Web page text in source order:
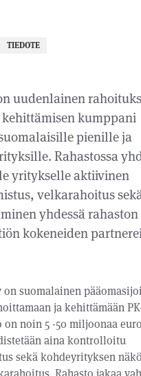
TIEDOTE
uudenlainen
kumppani
pienille ja
Rahastossa
yritykselle aktiivinen
velkarahoitus
yhdessä rahaston
kokeneiden
on suomalainen
ja kehittämään
noin 5 -50 miljoonaa
aina kontrolloitu
sekä kohdeyrityksen